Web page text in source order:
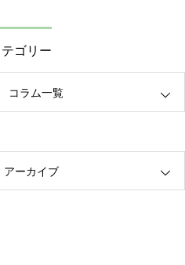
テゴリー
コラム一覧
アーカイブ